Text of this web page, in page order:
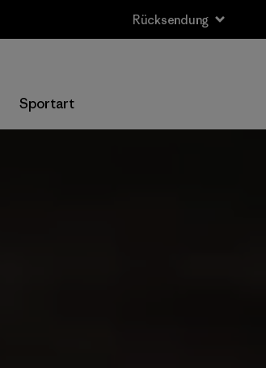
Rücksendung
Sportart